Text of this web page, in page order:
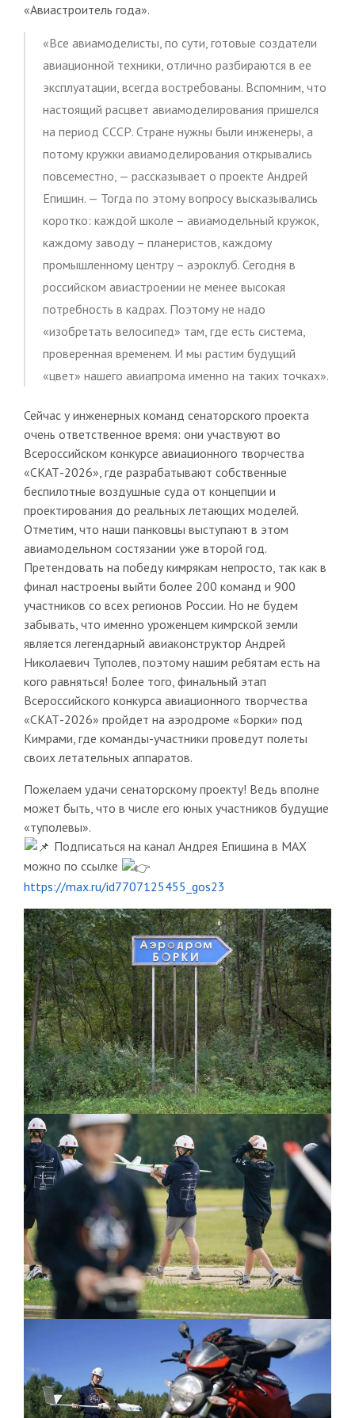
«Авиастроитель года».
«Все авиамоделисты, по сути, готовые создатели
авиационной техники, отлично разбираются в ее
эксплуатации, всегда востребованы. Вспомним, что
настоящий расцвет авиамоделирования пришелся
на период СССР. Стране нужны были инженеры, а
потому кружки авиамоделирования открывались
повсеместно, — рассказывает о проекте Андрей
Епишин. — Тогда по этому вопросу высказывались
коротко: каждой школе – авиамодельный кружок,
каждому заводу – планеристов, каждому
промышленному центру – аэроклуб. Сегодня в
российском авиастроении не менее высокая
потребность в кадрах. Поэтому не надо
«изобретать велосипед» там, где есть система,
проверенная временем. И мы растим будущий
«цвет» нашего авиапрома именно на таких точках».
Сейчас у инженерных команд сенаторского проекта
очень ответственное время: они участвуют во
Всероссийском конкурсе авиационного творчества
«СКАТ-2026», где разрабатывают собственные
беспилотные воздушные суда от концепции и
проектирования до реальных летающих моделей.
Отметим, что наши панковцы выступают в этом
авиамодельном состязании уже второй год.
Претендовать на победу кимрякам непросто, так как в
финал настроены выйти более 200 команд и 900
участников со всех регионов России. Но не будем
забывать, что именно уроженцем кимрской земли
является легендарный авиаконструктор Андрей
Николаевич Туполев, поэтому нашим ребятам есть на
кого равняться! Более того, финальный этап
Всероссийского конкурса авиационного творчества
«СКАТ-2026» пройдет на аэродроме «Борки» под
Кимрами, где команды-участники проведут полеты
своих летательных аппаратов.
Пожелаем удачи сенаторскому проекту! Ведь вполне
может быть, что в числе его юных участников будущие
«туполевы».
Подписаться на канал Андрея Епишина в MAX
можно по ссылке
https://max.ru/id7707125455_gos23